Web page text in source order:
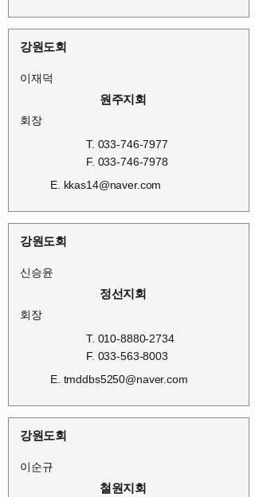
강원도회
이재덕
원주지회
회장
T. 033-746-7977
F. 033-746-7978
E. kkas14@naver.com
강원도회
신승윤
정선지회
회장
T. 010-8880-2734
F. 033-563-8003
E. tmddbs5250@naver.com
강원도회
이순규
철원지회